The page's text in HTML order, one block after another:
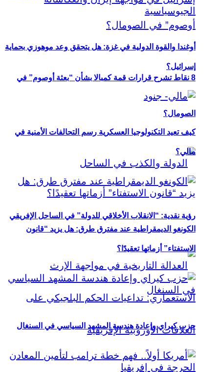
8 نقاط تشرح قرارات قمة كمبالا بشأن “بعثة أوصوم” في
الصومال؟
رؤية نقدية: “الانقلاب الأخلاقي للدولة” في الساحل الإفريقي
أوغندا والقوة الدولية في غزة: هل يتحقق وعد موهوزي بحماية
إسرائيل؟
كيف تعيد التكنولوجيا العسكرية رسم التحالفات الأمنية في
مالي؟
الكونغو الديمقراطية عند مفترق طرق: هل يزيد “قانون
الاستفتاء” أزماتها تعقيدًا؟
حزب كيراي وإعادة هندسة المشهد السياسي في السنغال